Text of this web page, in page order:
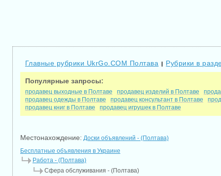
Главные рубрики UkrGo.COM Полтава | Рубрики в
Популярные запросы:
продавец выходные в Полтаве продавец изделий в Полтаве
продавец одежды в Полтаве
продавец консультант в Полтаве
продавец книг в Полтаве
продавец игрушек в Полтаве
Местонахождение: Доски объявлений - (Полтава)
Бесплатные объявления в Украине
Работа - (Полтава)
Сфера обслуживания - (Полтава)